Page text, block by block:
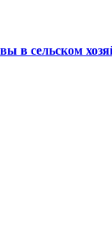
в сельском